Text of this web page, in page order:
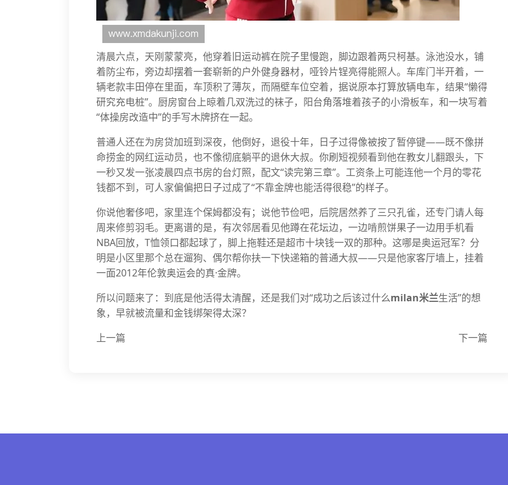
清晨六点，天刚蒙蒙亮，他穿着旧运动裤在院子里慢跑，脚边跟着两只柯基。泳池没水，铺
着防尘布，旁边却摆着一套崭新的户外健身器材，哑铃片锃亮得能照人。车库门半开着，一
辆老款丰田停在里面，车顶积了薄灰，而隔壁车位空着，据说原本打算放辆电车，结果“懒得
研究充电桩”。厨房窗台上晾着几双洗过的袜子，阳台角落堆着孩子的小滑板车，和一块写着
“体操房改造中”的手写木牌挤在一起。
普通人还在为房贷加班到深夜，他倒好，退役十年，日子过得像被按了暂停键——既不像拼
命捞金的网红运动员，也不像彻底躺平的退休大叔。你刷短视频看到他在教女儿翻跟头，下
一秒又发一张凌晨四点书房的台灯照，配文“读完第三章”。工资条上可能连他一个月的零花
钱都不到，可人家偏偏把日子过成了“不靠金牌也能活得很稳”的样子。
你说他奢侈吧，家里连个保姆都没有；说他节俭吧，后院居然养了三只孔雀，还专门请人每
周来修剪羽毛。更离谱的是，有次邻居看见他蹲在花坛边，一边啃煎饼果子一边用手机看
NBA回放，T恤领口都起球了，脚上拖鞋还是超市十块钱一双的那种。这哪是奥运冠军？分
明是小区里那个总在遛狗、偶尔帮你扶一下快递箱的普通大叔——只是他家客厅墙上，挂着
一面2012年伦敦奥运会的真·金牌。
所以问题来了：到底是他活得太清醒，还是我们对“成功之后该过什么milan米兰生活”的想
象，早就被流量和金钱绑架得太深？
上一篇
下一篇